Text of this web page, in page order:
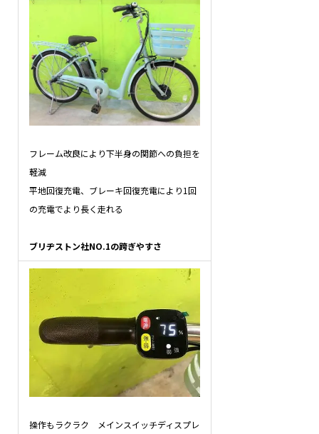
フレーム改良により下半身の関節への負担を
軽減
平地回復充電、ブレーキ回復充電により1回
の充電でより長く走れる
ブリヂストン社NO.1の跨ぎやすさ
操作もラクラク メインスイッチディスプレ